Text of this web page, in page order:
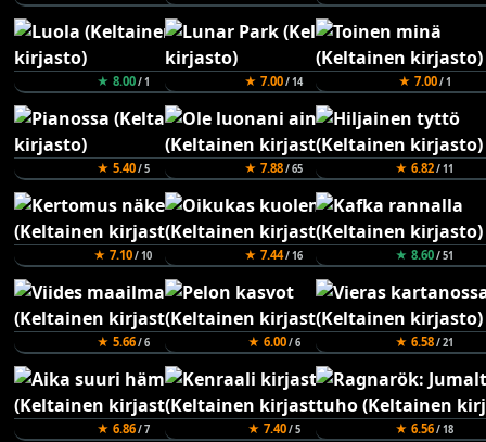
★ 8.00/ 1 ★ 7.00/ 14 ★ 7.00/ 1
★ 5.40/ 5 ★ 7.88/ 65 ★ 6.82/ 11
★ 7.10/ 10 ★ 7.44/ 16 ★ 8.60/ 51
★ 5.66/ 6 ★ 6.00/ 6 ★ 6.58/ 21
★ 6.86/ 7 ★ 7.40/ 5 ★ 6.56/ 18